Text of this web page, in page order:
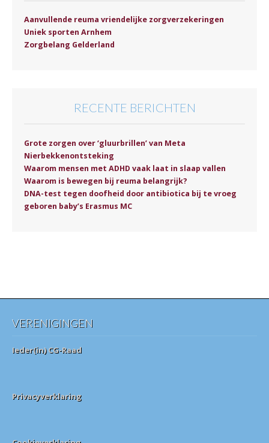
Aanvullende reuma vriendelijke zorgverzekeringen
Uniek sporten Arnhem
Zorgbelang Gelderland
RECENTE BERICHTEN
Grote zorgen over ‘gluurbrillen’ van Meta
Nierbekkenontsteking
Waarom mensen met ADHD vaak laat in slaap vallen
Waarom is bewegen bij reuma belangrijk?
DNA-test tegen doofheid door antibiotica bij te vroeg
geboren baby’s Erasmus MC
VERENIGINGEN
Ieder(in) CG-Raad
Privacyverklaring